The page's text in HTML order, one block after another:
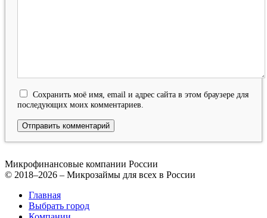
Сохранить моё имя, email и адрес сайта в этом браузере для
последующих моих комментариев.
Микрофинансовые компании России
© 2018–2026 – Микрозаймы для всех в России
Главная
Выбрать город